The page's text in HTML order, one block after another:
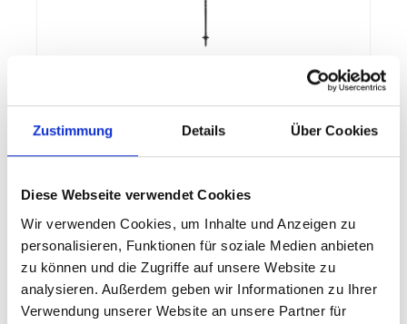
Zustimmung Details Über Cookies
Diese Webseite verwendet Cookies
Wir verwenden Cookies, um Inhalte und Anzeigen zu
personalisieren, Funktionen für soziale Medien anbieten
zu können und die Zugriffe auf unsere Website zu
analysieren. Außerdem geben wir Informationen zu Ihrer
Verwendung unserer Website an unsere Partner für
(stufenlos verstellbar) | Rohrmaterial: Aluminium
85,00 €*
Details